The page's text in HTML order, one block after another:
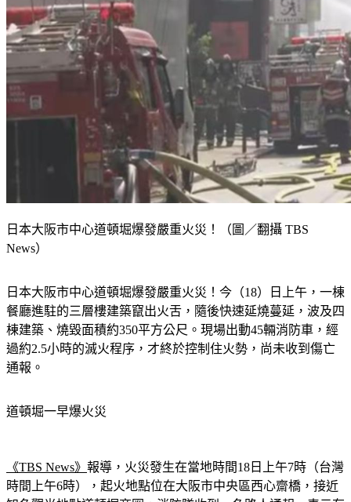
日本大阪市中心道頓堀爆發嚴重火災！（圖／翻攝 TBS
News）
日本大阪市中心道頓堀爆發嚴重火災！今（18）日上午，一棟
餐廳進駐的三層樓建築竄出火舌，隨後快速延燒蔓延，波及四
棟建築、燒毀面積約350平方公尺。現場出動45輛消防車，經
過約2.5小時的滅火程序，才終於控制住火勢，尚未收到傷亡
通報。
道頓堀一早爆火災
《TBS News》 報導，火災發生在當地時間18日上午7時（台灣
時間上午6時），起火地點位在大阪市中央區西心齋橋，接近